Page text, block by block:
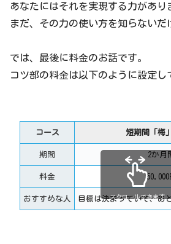
あなたにはそれを実現する力があり
まだ、その力の使い方を知らないだ
では、最後に料金のお話です。
コツ部の料金は以下のように設定し
コース 短期間「梅
期間 2か月
料金 50,000
おすすめな人 目標は決まっていて、あ
スクロールできます